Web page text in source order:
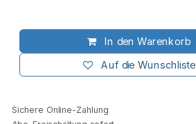
In den Warenkorb
Auf die Wunschliste
Sichere Online-Zahlung